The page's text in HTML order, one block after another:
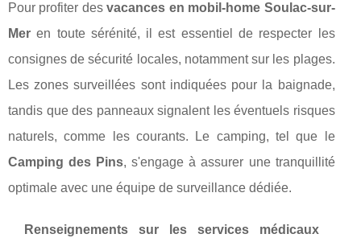
Pour profiter desvacances en mobil-home Soulac-sur-
Mer en toute sérénité, il est essentiel de respecter les
consignes de sécurité locales, notamment sur les plages.
Les zones surveillées sont indiquées pour la baignade,
tandis que des panneaux signalent les éventuels risques
naturels, comme les courants. Le camping, tel que le
Camping des Pins, s'engage à assurer une tranquillité
optimale avec une équipe de surveillance dédiée.
Renseignements sur les services médicaux